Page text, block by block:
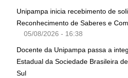
Unipampa inicia recebimento de
Reconhecimento de Saberes e
05/08/2026 - 16:38
Docente da Unipampa passa a
Estadual da Sociedade Brasileira
Sul